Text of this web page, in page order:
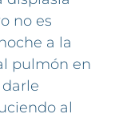
no es
a la
pulmón en
al